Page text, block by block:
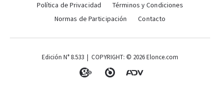
Política de Privacidad
Términos y Condiciones
Normas de Participación
Contacto
Edición N° 8.533 | COPYRIGHT: © 2026 Elonce.com